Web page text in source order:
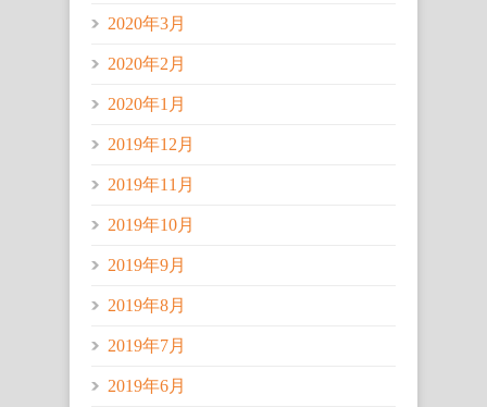
2020年3月
2020年2月
2020年1月
2019年12月
2019年11月
2019年10月
2019年9月
2019年8月
2019年7月
2019年6月